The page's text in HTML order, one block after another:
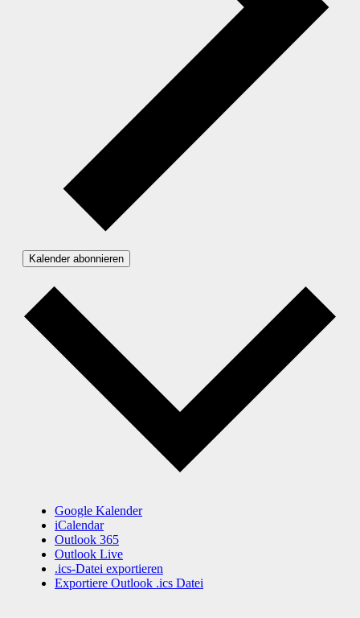
Kalender abonnieren
Google Kalender
iCalendar
Outlook 365
Outlook Live
.ics-Datei exportieren
Exportiere Outlook .ics Datei